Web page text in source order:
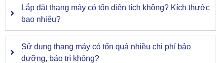
Lắp đặt thang máy có tốn diện tích không? Kích thước
bao nhiêu?
Sử dụng thang máy có tốn quá nhiều chi phí bảo
dưỡng, bảo trì không?